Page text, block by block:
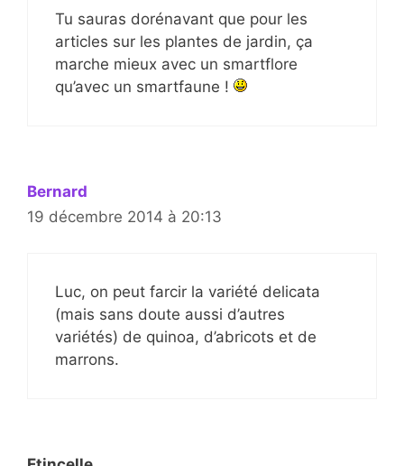
Tu sauras dorénavant que pour les
articles sur les plantes de jardin, ça
marche mieux avec un smartflore
qu’avec un smartfaune !
Bernard
19 décembre 2014 à 20:13
Luc, on peut farcir la variété delicata
(mais sans doute aussi d’autres
variétés) de quinoa, d’abricots et de
marrons.